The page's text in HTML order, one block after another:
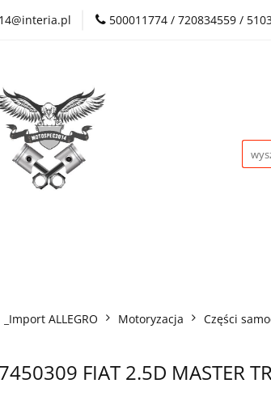
500011774 / 720834559 /
Sklep Auto Części Regulamin
Kontakt
_Import ALLEGRO Motoryzacja Części
FIAT 2.5D MASTER